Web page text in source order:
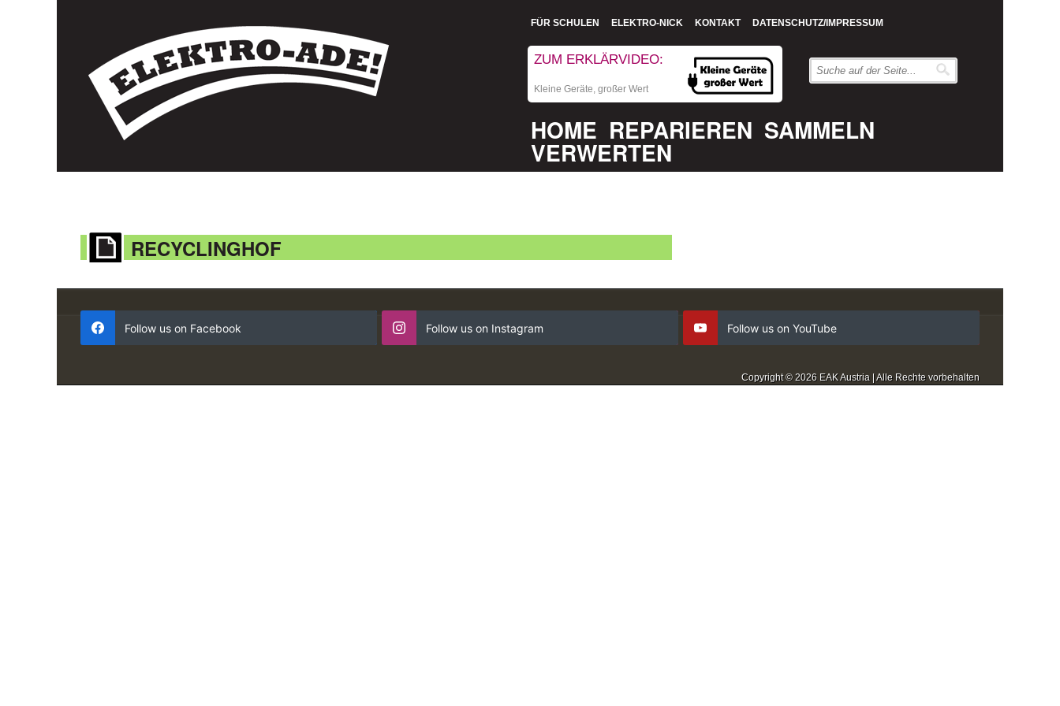
FÜR SCHULEN ELEKTRO-NICK KONTAKT DATENSCHUTZ/IMPRESSUM
ZUM ERKLÄRVIDEO:
Kleine Geräte, großer Wert
HOME REPARIEREN SAMMELN
VERWERTEN
RECYCLINGHOF
Follow us on Facebook Follow us on Instagram Follow us on YouTube
Copyright © 2026 EAK Austria | Alle Rechte vorbehalten